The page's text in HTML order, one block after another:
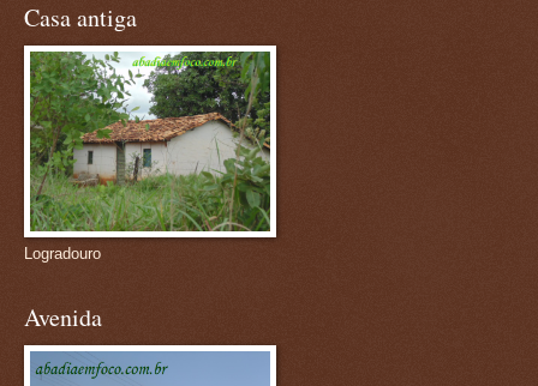
Casa antiga
Logradouro
Avenida